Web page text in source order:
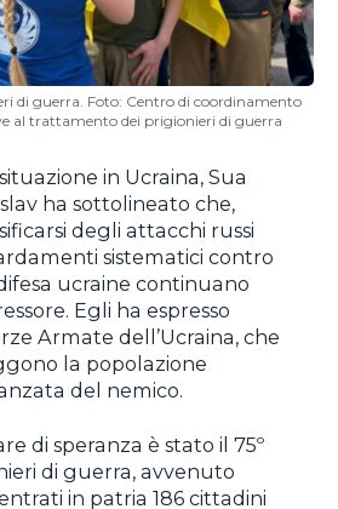
di guerra. Foto: Centro di coordinamento
al trattamento dei prigionieri di guerra
in Ucraina, Sua
ha sottolineato che,
degli attacchi russi
sistematici contro
ucraine continuano
Egli ha espresso
Armate dell’Ucraina, che
la popolazione
del nemico.
di speranza è stato il 75º
di guerra, avvenuto
in patria 186 cittadini